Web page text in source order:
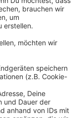
"Time" in
handelt
Jahr nach ihrer
Voice of
die